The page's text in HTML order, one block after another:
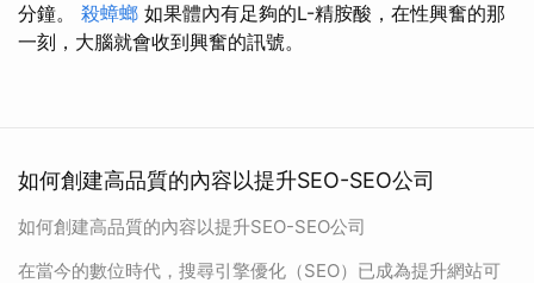
分鐘。 殺蟑螂 如果體內有足夠的L-精胺酸，在性興奮的那
一刻，大腦就會收到興奮的訊號。
如何創建高品質的內容以提升SEO-SEO公司
如何創建高品質的內容以提升SEO-SEO公司
在當今的數位時代，搜尋引擎優化（SEO）已成為提升網站可